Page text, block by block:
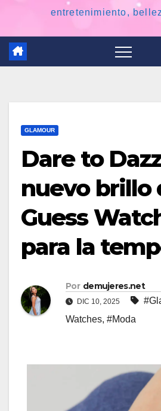
entretenimiento,
GLAMOUR
Dare to
nuevo brillo
Guess
para la
Por demujeres.net
DIC 10, 2025
Watches, #Moda